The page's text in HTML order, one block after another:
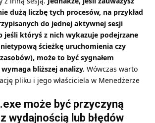
dużą liczbę tych procesów, na przykład
do jednej aktywnej sesji
jeśli któryś z nich wykazuje podejrzane
ścieżkę uruchomienia czy
może to być sygnałem
bliższej analizy. Wówczas warto
pliku i jego właściciela w Menedżerze
może być przyczyną
wydajnością lub błędów